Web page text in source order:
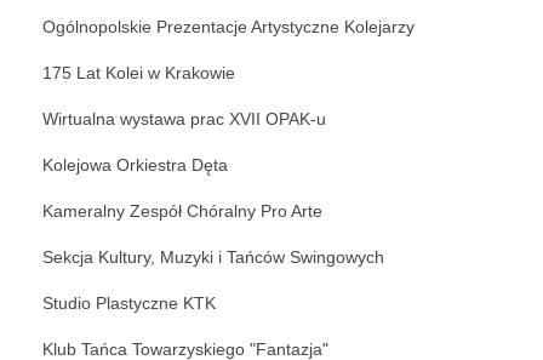
Ogólnopolskie Prezentacje Artystyczne Kolejarzy
175 Lat Kolei w Krakowie
Wirtualna wystawa prac XVII OPAK-u
Kolejowa Orkiestra Dęta
Kameralny Zespół Chóralny Pro Arte
Sekcja Kultury, Muzyki i Tańców Swingowych
Studio Plastyczne KTK
Klub Tańca Towarzyskiego "Fantazja"